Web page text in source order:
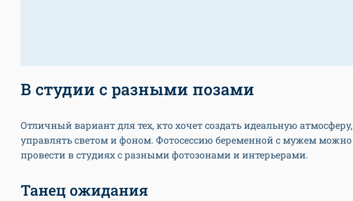
В студии с разными позами
Отличный вариант для тех, кто хочет создать идеальную атмосферу,
управлять светом и фоном. Фотосессию беременной с мужем можно
провести в студиях с разными фотозонами и интерьерами.
Танец ожидания